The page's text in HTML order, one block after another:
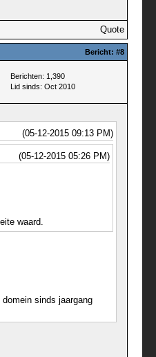
Quote
Bericht: #8
Berichten: 1,390
Lid sinds: Oct 2010
(05-12-2015 09:13 PM)
(05-12-2015 05:26 PM)
waard.
sinds jaargang